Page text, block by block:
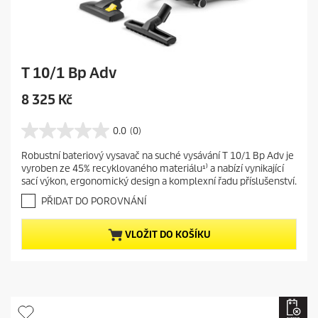
T 10/1 Bp Adv
C
r
e
n
t
p
r
o
d
t
8 325 Kč
0.0 (0)
0
.
0
z
5
ě
z
d
k
.
Robustní bateriový vysavač na suché vysávání T 10/1 Bp Adv je
vyroben ze 45% recyklovaného materiálu¹⁾ a nabízí vynikající
sací výkon, ergonomický design a komplexní řadu příslušenství.
PŘIDAT DO POROVNÁNÍ
VLOŽIT DO KOŠÍKU